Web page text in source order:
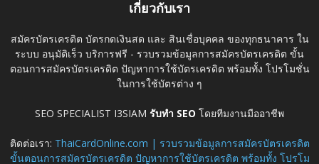
เกี่ยวกับเรา
สมัครบัตรเครดิต บัตรกดเงินสด และ สินเชื่อบุคคล ของทุกธนาคาร ใน
ระบบ อนุมัติเร็ว บริการฟรี - รวบรวมข้อมูลการสมัครบัตรเครดิต ขั้น
ตอนการสมัครบัตรเครดิต ปัญหาการใช้บัตรเครดิต พร้อมทั้ง โปรโมชั่น
ในการใช้บัตรต่าง ๆ
SEO SPECIALIST I3SIAM รับทำ SEO โดยทีมงานมืออาชีพ
ติดต่อเรา: ThaiCardOnline.com | รวบรวมข้อมูลการสมัครบัตรเครดิต
ขั้นตอนการสมัครบัตรเครดิต ปัญหาการใช้บัตรเครดิต พร้อมทั้ง โปรโม